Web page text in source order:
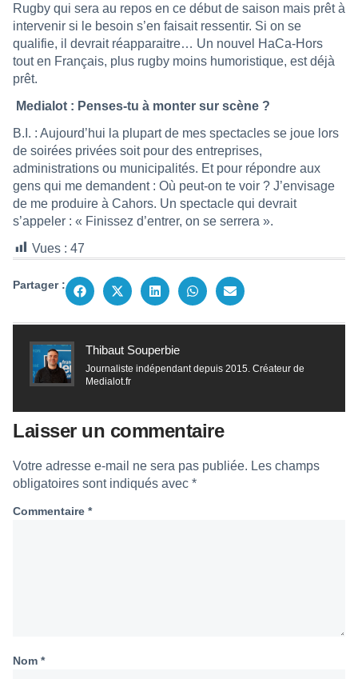
Rugby qui sera au repos en ce début de saison mais prêt à
intervenir si le besoin s’en faisait ressentir. Si on se
qualifie, il devrait réapparaitre… Un nouvel HaCa-Hors
tout en Français, plus rugby moins humoristique, est déjà
prêt.
Medialot : Penses-tu à monter sur scène ?
B.I. : Aujourd’hui la plupart de mes spectacles se joue lors
de soirées privées soit pour des entreprises,
administrations ou municipalités. Et pour répondre aux
gens qui me demandent : Où peut-on te voir ? J’envisage
de me produire à Cahors. Un spectacle qui devrait
s’appeler : « Finissez d’entrer, on se serrera ».
Vues : 47
Partager :
Thibaut Souperbie
Journaliste indépendant depuis 2015. Créateur de
Medialot.fr
Laisser un commentaire
Votre adresse e-mail ne sera pas publiée. Les champs
obligatoires sont indiqués avec *
Commentaire *
Nom *